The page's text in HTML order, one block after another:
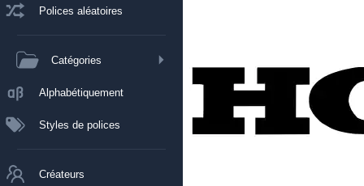
Polices aléatoires
Catégories
Alphabétiquement
Styles de polices
Créateurs